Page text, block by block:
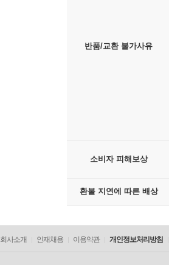
반품/교환 불가사유
소비자 피해보상
환불 지연에 따른 배상
회사소개 인재채용 이용약관 개인정보처리방침